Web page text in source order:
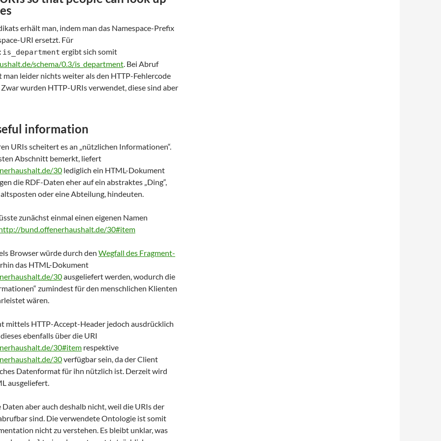
erhält man, indem man das Namespace-Prefix
URI ersetzt. Für
ergibt sich somit
schema/0.3/is_department. Bei Abruf
man leider nichts weiter als den HTTP-Fehlercode
wurden HTTP-URIs verwendet, diese sind aber
information
URIs scheitert es an „nützlichen Informationen“.
Abschnitt bemerkt, liefert
30 lediglich ein HTML-Dokument
die RDF-Daten eher auf ein abstraktes „Ding“,
oder eine Abteilung, hindeuten.
zunächst einmal einen eigenen Namen
bund.offenerhaushalt.de/30#item
Browser würde durch den Wegfall des Fragment-
das HTML-Dokument
30ausgeliefert werden, wodurch die
zumindest für den menschlichen Klienten
wären.
mittels HTTP-Accept-Header jedoch ausdrücklich
ebenfalls über die URI
30#item respektive
30verfügbar sein, da der Client
Datenformat für ihn nützlich ist. Derzeit wird
ausgeliefert.
aber auch deshalb nicht, weil die URIs der
sind. Die verwendete Ontologie ist somit
nicht zu verstehen. Es bleibt unklar, was